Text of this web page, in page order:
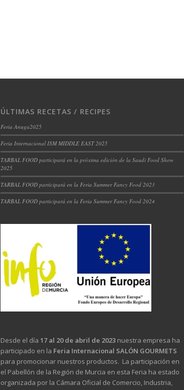
ÚLTIMAS RECETAS / RECIPES
Feria Anuga2025
Feria Internacional ISM MIDDLE EAST 2025
TARBAL FOOD participará en la próxima edición de la Saudi Food Show
2025
TARBAL FOOD participará en la Feria Summer Fancy Food 2023
TARBAL FOOD participará en la Feria Summer Fancy Food 2024
Desde el día 17 al 20 de abril de 2023nuestra empresa ha
participado en la Feria Internacional SALÓN GOURMETS
para promocionar nuestros productos. La participación en
el Pabellón de la Región de Murcia en esta Feria ha estado
organizada por la Cámara Oficial de Comercio, Industria,